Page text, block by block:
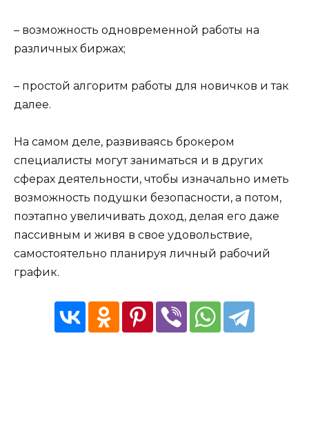
– возможность одновременной работы на
различных биржах;
– простой алгоритм работы для новичков и так
далее.
На самом деле, развиваясь брокером
специалисты могут заниматься и в других
сферах деятельности, чтобы изначально иметь
возможность подушки безопасности, а потом,
поэтапно увеличивать доход, делая его даже
пассивным и живя в свое удовольствие,
самостоятельно планируя личный рабочий
график.